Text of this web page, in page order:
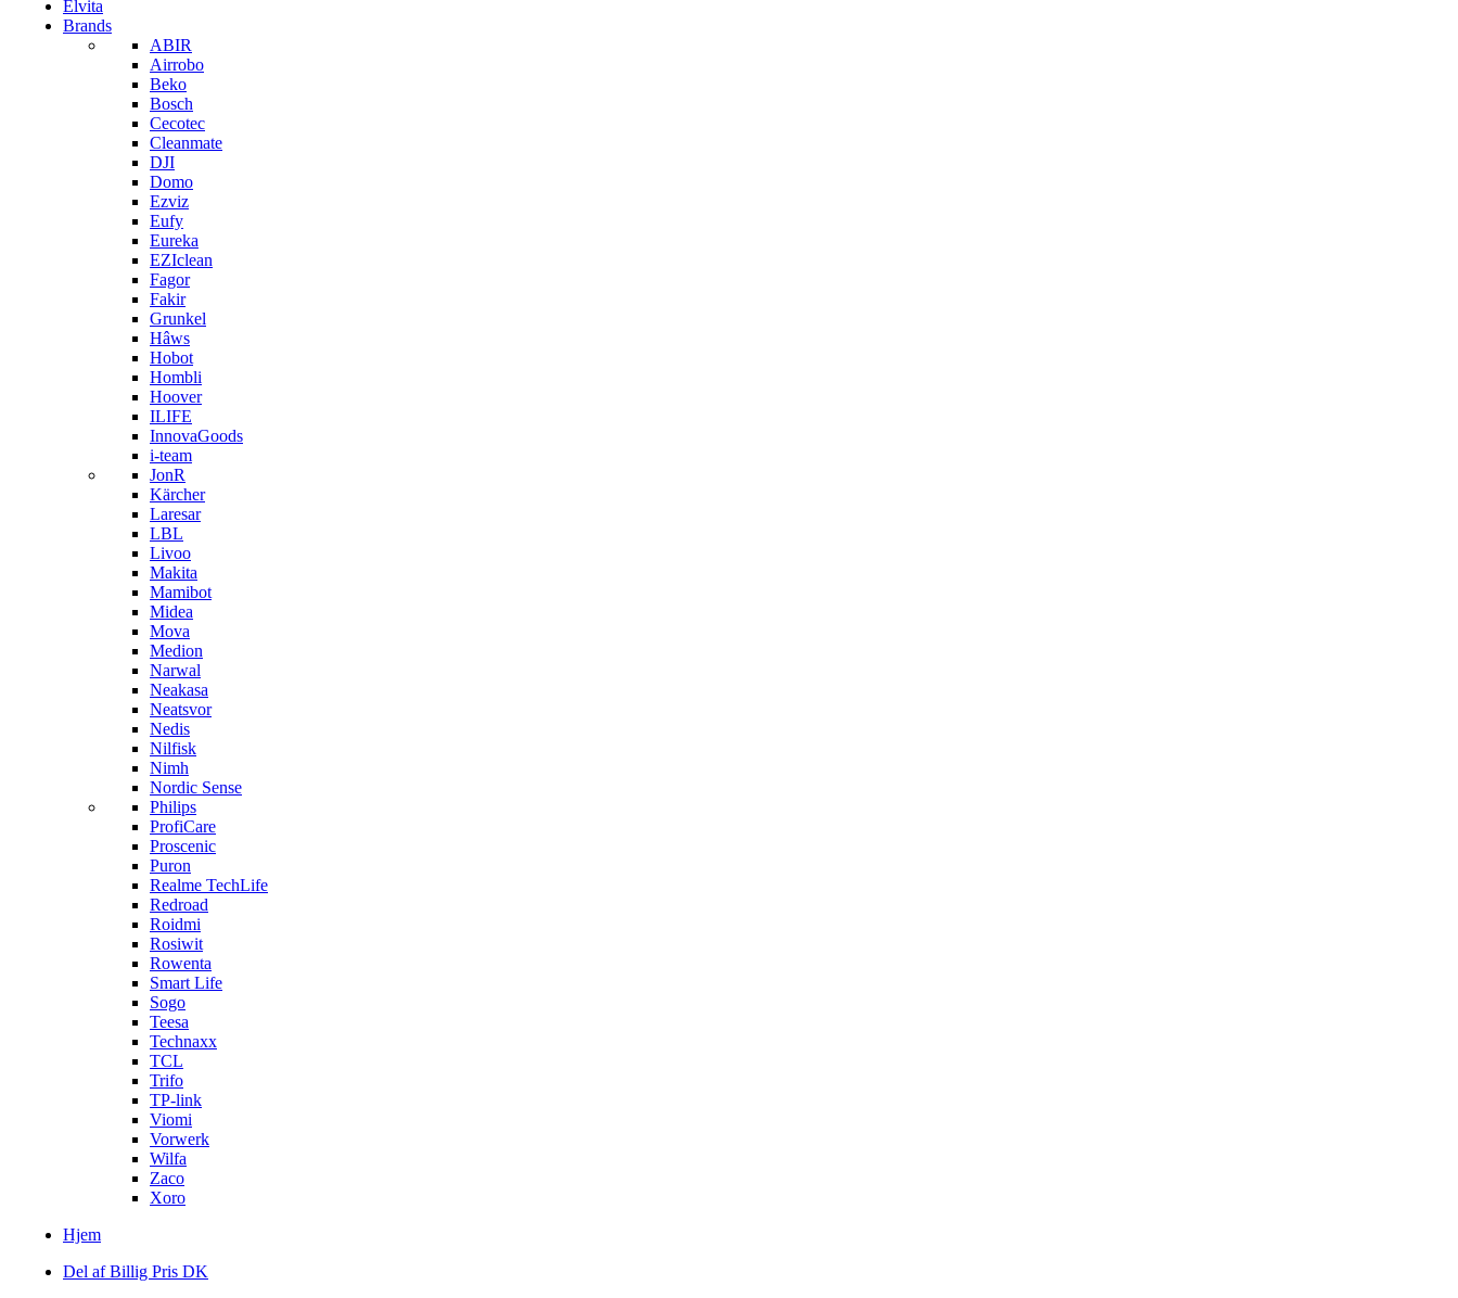
Elvita
Brands
ABIR
Airrobo
Beko
Bosch
Cecotec
Cleanmate
DJI
Domo
Ezviz
Eufy
Eureka
EZIclean
Fagor
Fakir
Grunkel
Hâws
Hobot
Hombli
Hoover
ILIFE
InnovaGoods
i-team
JonR
Kärcher
Laresar
LBL
Livoo
Makita
Mamibot
Midea
Mova
Medion
Narwal
Neakasa
Neatsvor
Nedis
Nilfisk
Nimh
Nordic Sense
Philips
ProfiCare
Proscenic
Puron
Realme TechLife
Redroad
Roidmi
Rosiwit
Rowenta
Smart Life
Sogo
Teesa
Technaxx
TCL
Trifo
TP-link
Viomi
Vorwerk
Wilfa
Zaco
Xoro
Hjem
Del af Billig Pris DK